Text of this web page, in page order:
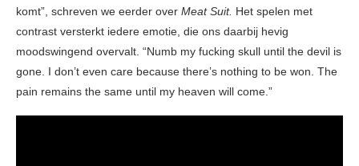
komt”, schreven we eerder over Meat Suit. Het spelen met
contrast versterkt iedere emotie, die ons daarbij hevig
moodswingend overvalt. “Numb my fucking skull until the devil is
gone. I don’t even care because there’s nothing to be won. The
pain remains the same until my heaven will come.”